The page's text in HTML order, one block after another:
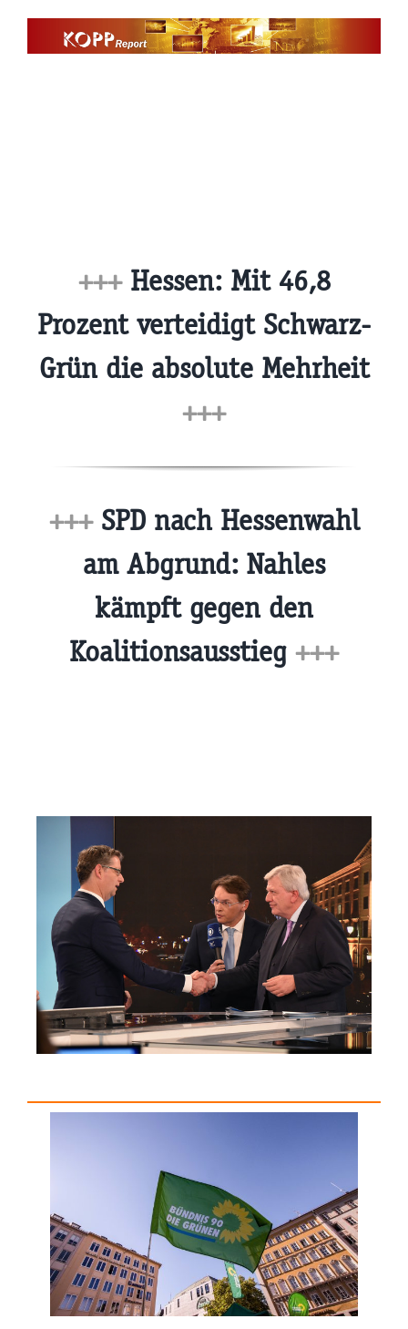
+++ Hessen: Mit 46,8
Prozent verteidigt Schwarz-
Grün die absolute Mehrheit
+++
+++ SPD nach Hessenwahl
am Abgrund: Nahles
kämpft gegen den
Koalitionsausstieg +++